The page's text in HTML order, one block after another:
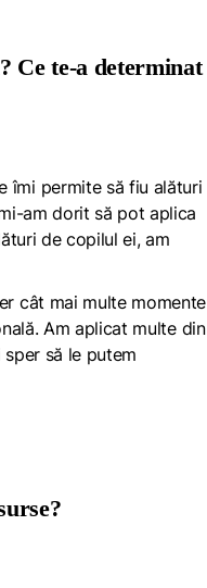
Ce te-a determinat
îmi permite să fiu alături
am dorit să pot aplica
de copilul ei, am
cât mai multe momente
Am aplicat multe din
să le putem